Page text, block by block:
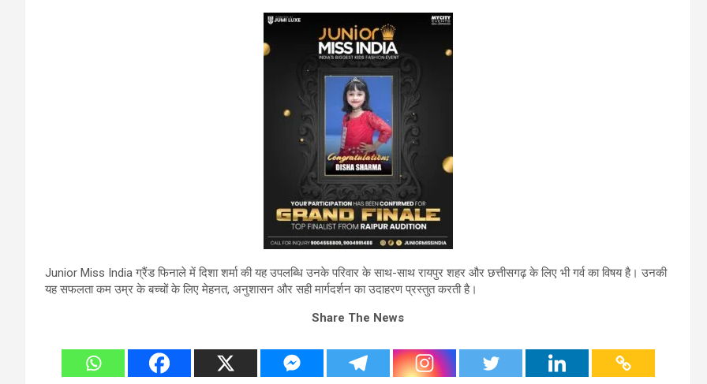
Junior Miss India ग्रैंड फिनाले में दिशा शर्मा की यह उपलब्धि उनके परिवार के साथ-साथ रायपुर शहर और छत्तीसगढ़ के लिए भी गर्व का विषय है। उनकी
यह सफलता कम उम्र के बच्चों के लिए मेहनत, अनुशासन और सही मार्गदर्शन का उदाहरण प्रस्तुत करती है।
Share The News